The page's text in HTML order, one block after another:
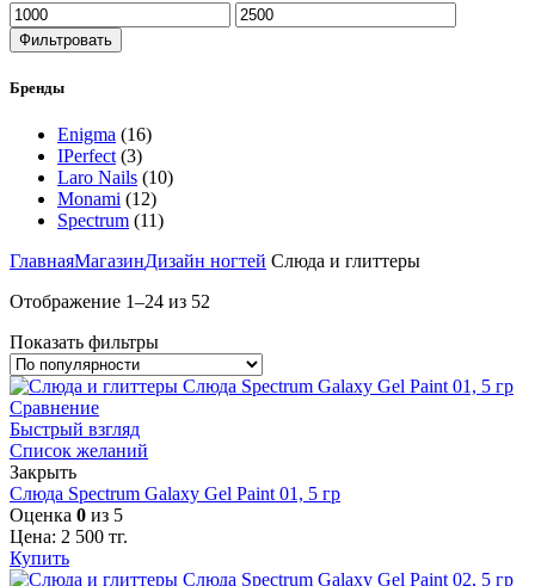
Фильтровать
Бренды
Enigma (16)
IPerfect (3)
Laro Nails (10)
Monami (12)
Spectrum (11)
ГлавнаяМагазинДизайн ногтей Слюда и глиттеры
Отображение 1–24 из 52
Показать фильтры
Сравнение
Быстрый взгляд
Список желаний
Закрыть
Слюда Spectrum Galaxy Gel Paint 01, 5 гр
Оценка 0 из 5
Цена: 2 500 тг.
Купить